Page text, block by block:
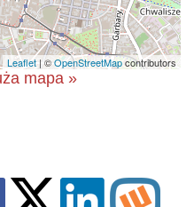
Leaflet| ©OpenStreetMapcontributors
mapa »